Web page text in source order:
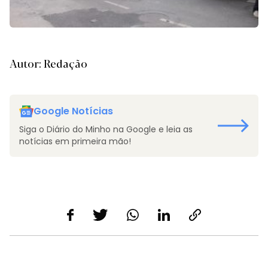
Autor: Redação
Google Notícias
Siga o Diário do Minho na Google e leia as
notícias em primeira mão!